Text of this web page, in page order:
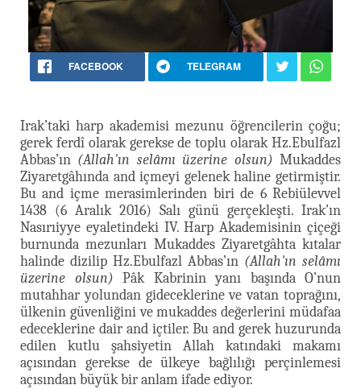
FACEBOOK TELEGRAM
Irak’taki harp akademisi mezunu öğrencilerin çoğu;
gerek ferdî olarak gerekse de toplu olarak Hz.Ebulfazl
Abbas’ın (Allah'ın selâmı üzerine olsun) Mukaddes
Ziyaretgâhında and içmeyi gelenek haline getirmiştir.
Bu and içme merasimlerinden biri de 6 Rebiülevvel
1438 (6 Aralık 2016) Salı günü gerçekleşti. Irak’ın
Nasırıiyye eyaletindeki IV. Harp Akademisinin çiçeği
burnunda mezunları Mukaddes Ziyaretgâhta kıtalar
halinde dizilip Hz.Ebulfazl Abbas’ın (Allah'ın selâmı
üzerine olsun) Pâk Kabrinin yanı başında O’nun
mutahhar yolundan gideceklerine ve vatan toprağını,
ülkenin güvenliğini ve mukaddes değerlerini müdafaa
edeceklerine dair and içtiler. Bu and gerek huzurunda
edilen kutlu şahsiyetin Allah katındaki makamı
açısından gerekse de ülkeye bağlılığı perçinlemesi
açısından büyük bir anlam ifade ediyor.